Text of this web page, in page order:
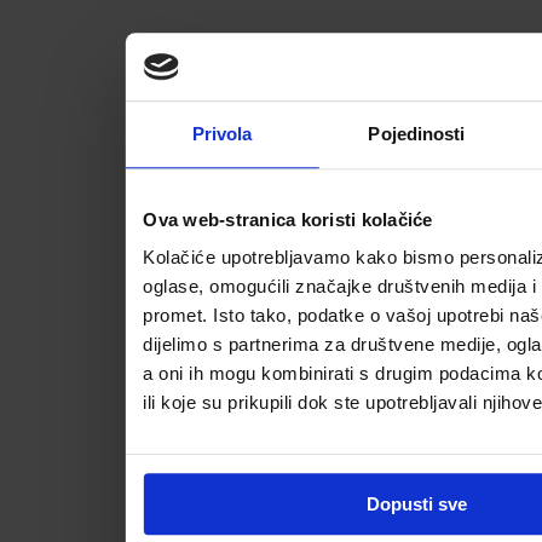
Privola Pojedinosti
Ova web-stranica koristi kolačiće
Kolačiće upotrebljavamo kako bismo
oglase, omogućili značajke društvenih medija i
promet. Isto tako, podatke o vašoj upotrebi
dijelimo s partnerima za društvene medije,
a oni ih mogu kombinirati s drugim podacima
ili koje su prikupili dok ste upotrebljavali
Dopusti sve